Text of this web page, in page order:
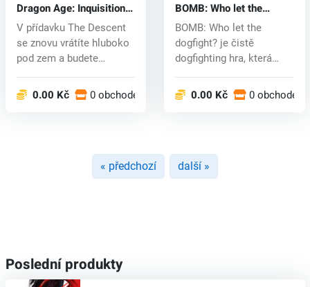
Dragon Age: Inquisition
The Descent DLC (PC)
CD key
V přídavku The Descent
se znovu vrátíte hluboko
pod zem a budete
0.00 Kč 0 obchodech
BOMB: Who let the
dogfight? (PC) CD key
BOMB: Who let the
dogfight? je čistě
dogfighting hra, která
0.00 Kč 0 obchodech
« předchozí další »
Poslední produkty